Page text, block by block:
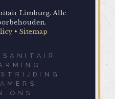
Limburg. Alle
• Sitemap
SANITAIR
ONS